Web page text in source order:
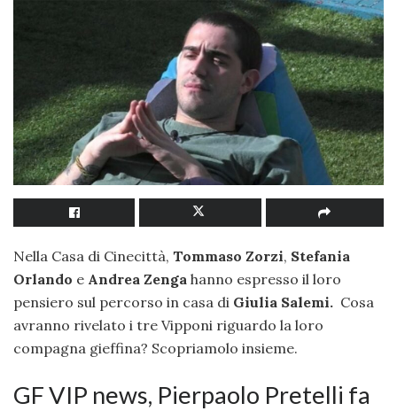
Nella Casa di Cinecittà, Tommaso Zorzi, Stefania
Orlando e Andrea Zenga hanno espresso il loro
pensiero sul percorso in casa di Giulia Salemi. Cosa
avranno rivelato i tre Vipponi riguardo la loro
compagna gieffina? Scopriamolo insieme.
GF VIP news, Pierpaolo Pretelli fa